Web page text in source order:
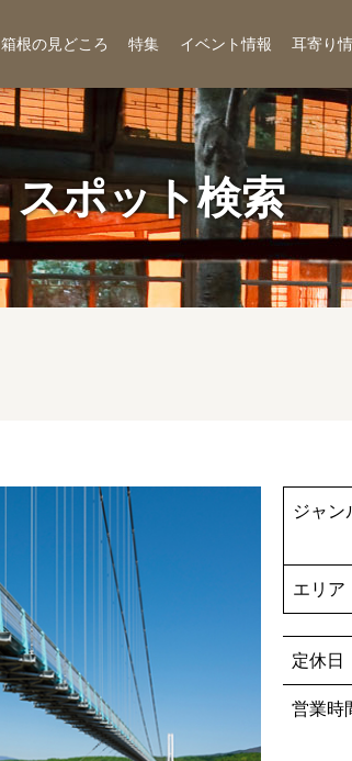
箱根の見どころ 特集 イベント情報 耳寄り
スポット検索
ジャン
エリア
定休日
営業時